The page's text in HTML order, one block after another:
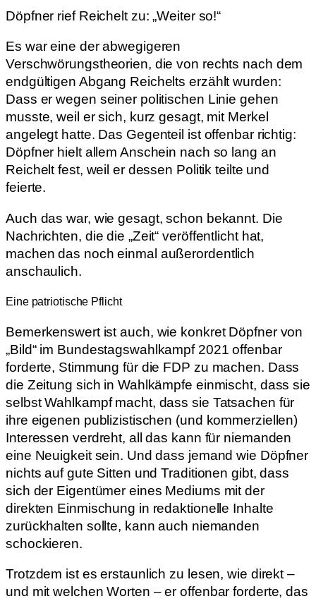
Döpfner rief Reichelt zu: „Weiter so!“
Es war eine der abwegigeren
Verschwörungstheorien, die von rechts nach dem
endgültigen Abgang Reichelts erzählt wurden:
Dass er wegen seiner politischen Linie gehen
musste, weil er sich, kurz gesagt, mit Merkel
angelegt hatte. Das Gegenteil ist offenbar richtig:
Döpfner hielt allem Anschein nach so lang an
Reichelt fest, weil er dessen Politik teilte und
feierte.
Auch das war, wie gesagt, schon bekannt. Die
Nachrichten, die die „Zeit“ veröffentlicht hat,
machen das noch einmal außerordentlich
anschaulich.
Eine patriotische Pflicht
Bemerkenswert ist auch, wie konkret Döpfner von
„Bild“ im Bundestagswahlkampf 2021 offenbar
forderte, Stimmung für die FDP zu machen. Dass
die Zeitung sich in Wahlkämpfe einmischt, dass sie
selbst Wahlkampf macht, dass sie Tatsachen für
ihre eigenen publizistischen (und kommerziellen)
Interessen verdreht, all das kann für niemanden
eine Neuigkeit sein. Und dass jemand wie Döpfner
nichts auf gute Sitten und Traditionen gibt, dass
sich der Eigentümer eines Mediums mit der
direkten Einmischung in redaktionelle Inhalte
zurückhalten sollte, kann auch niemanden
schockieren.
Trotzdem ist es erstaunlich zu lesen, wie direkt –
und mit welchen Worten – er offenbar forderte, das